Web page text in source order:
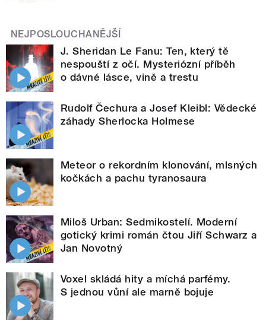
NEJPOSLOUCHANĚJŠÍ
J. Sheridan Le Fanu: Ten, který tě
nespouští z očí. Mysteriózní příběh
o dávné lásce, vině a trestu
Rudolf Čechura a Josef Kleibl: Vědecké
záhady Sherlocka Holmese
Meteor o rekordním klonování, mlsných
kočkách a pachu tyranosaura
Miloš Urban: Sedmikostelí. Moderní
gotický krimi román čtou Jiří Schwarz a
Jan Novotný
Voxel skládá hity a míchá parfémy.
S jednou vůní ale marně bojuje